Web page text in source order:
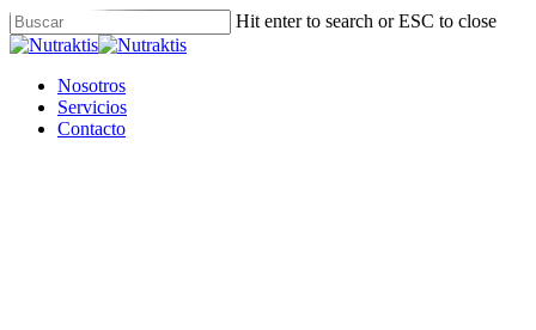
Skip
to
content
Hit enter to search or ESC to close
Close
Menu
Nosotros
Servicios
Contacto